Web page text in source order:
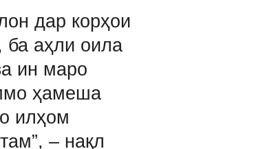
дар корҳои
ба аҳли оила
ин маро
ҳамеша
илҳом
– нақл